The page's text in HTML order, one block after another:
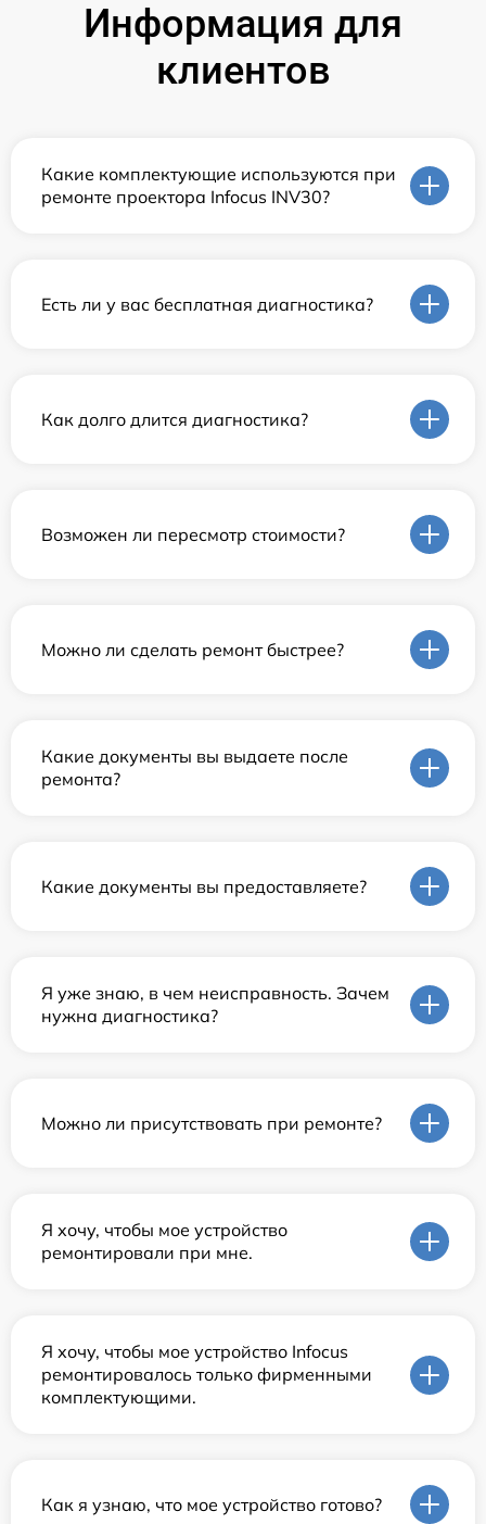
Информация для
клиентов
Какие комплектующие используются при
ремонте проектора Infocus INV30?
Есть ли у вас бесплатная диагностика?
Как долго длится диагностика?
Возможен ли пересмотр стоимости?
Можно ли сделать ремонт быстрее?
Какие документы вы выдаете после
ремонта?
Какие документы вы предоставляете?
Я уже знаю, в чем неисправность. Зачем
нужна диагностика?
Можно ли присутствовать при ремонте?
Я хочу, чтобы мое устройство
ремонтировали при мне.
Я хочу, чтобы мое устройство Infocus
ремонтировалось только фирменными
комплектующими.
Как я узнаю, что мое устройство готово?